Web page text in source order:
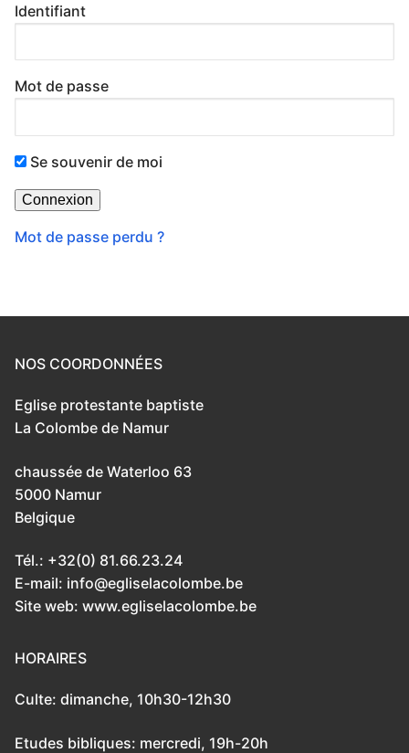
Identifiant
Mot de passe
Se souvenir de moi
Mot de passe perdu ?
NOS COORDONNÉES
Eglise protestante baptiste
La Colombe de Namur
chaussée de Waterloo 63
5000 Namur
Belgique
Tél.: +32(0) 81.66.23.24
E-mail: info@egliselacolombe.be
Site web: www.egliselacolombe.be
HORAIRES
Culte: dimanche, 10h30-12h30
Etudes bibliques: mercredi, 19h-20h